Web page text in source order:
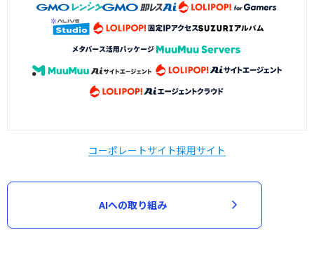
コーポレートサイト採用サイト
AIへの取り組み